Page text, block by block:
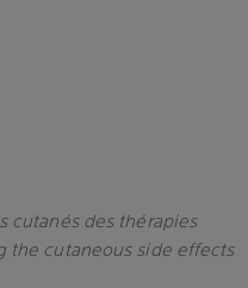
cutanés des thérapies
the cutaneous side effects